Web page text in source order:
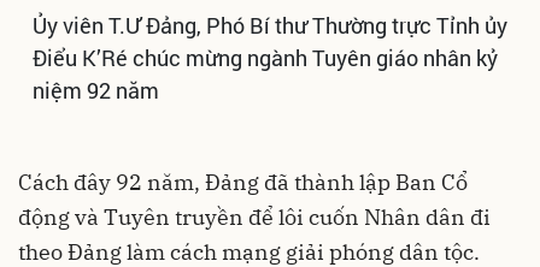
Ủy viên T.Ư Đảng, Phó Bí thư Thường trực Tỉnh ủy
Điểu K’Ré chúc mừng ngành Tuyên giáo nhân kỷ
niệm 92 năm
Cách đây 92 năm, Đảng đã thành lập Ban Cổ
động và Tuyên truyền để lôi cuốn Nhân dân đi
theo Đảng làm cách mạng giải phóng dân tộc.